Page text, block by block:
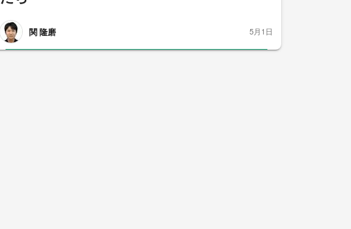
関 隆磨 5月1日